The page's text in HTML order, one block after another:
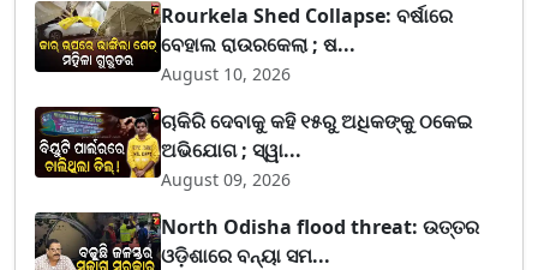
Rourkela Shed Collapse: ବର୍ଷାରେ
ବେହାଲ ରାଉରକେଲା ; ଷ...
August 10, 2026
ଚାକିରି ଦେବାକୁ କହି ୧୫ରୁ ଅଧିକଙ୍କୁ ଠକେଇ
ଅଭିଯୋଗ ; ସ୍ୱା...
August 09, 2026
North Odisha flood threat: ଉତ୍ତର
ଓଡ଼ିଶାରେ ବନ୍ୟା ସମ...